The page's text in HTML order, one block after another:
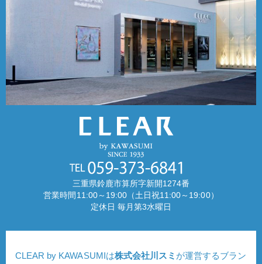
三重県鈴鹿市算所字新開1274番
営業時間11:00～19:00（土日祝11:00～19:00）
定休日 毎月第3水曜日
CLEAR by KAWASUMIは株式会社川スミ が運営するブラン